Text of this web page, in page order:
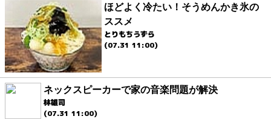
ほどよく冷たい！そうめんかき氷の
ススメ
とりもちうずら
(07.31 11:00)
ネックスピーカーで家の音楽問題が解決
林雄司
(07.31 11:00)